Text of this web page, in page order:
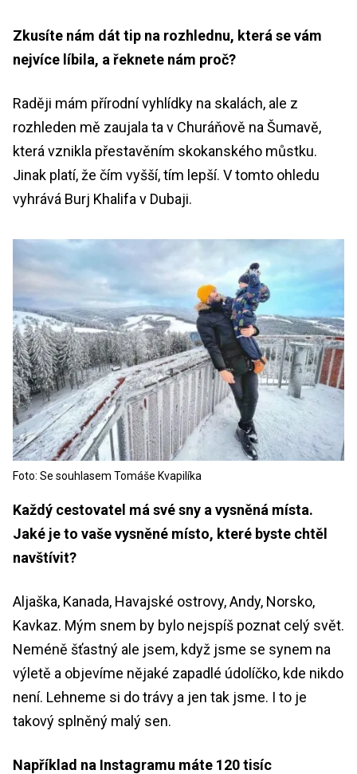
Zkusíte nám dát tip na rozhlednu, která se vám
nejvíce líbila, a řeknete nám proč?
Raději mám přírodní vyhlídky na skalách, ale z
rozhleden mě zaujala ta v Churáňově na Šumavě,
která vznikla přestavěním skokanského můstku.
Jinak platí, že čím vyšší, tím lepší. V tomto ohledu
vyhrává Burj Khalifa v Dubaji.
Foto: Se souhlasem Tomáše Kvapilíka
Každý cestovatel má své sny a vysněná místa.
Jaké je to vaše vysněné místo, které byste chtěl
navštívit?
Aljaška, Kanada, Havajské ostrovy, Andy, Norsko,
Kavkaz. Mým snem by bylo nejspíš poznat celý svět.
Neméně šťastný ale jsem, když jsme se synem na
výletě a objevíme nějaké zapadlé údolíčko, kde nikdo
není. Lehneme si do trávy a jen tak jsme. I to je
takový splněný malý sen.
Například na Instagramu máte 120 tisíc